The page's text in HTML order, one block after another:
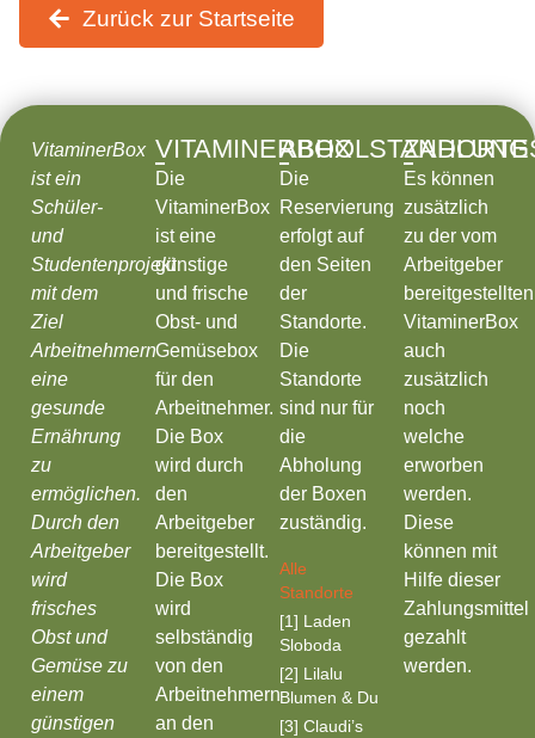
Zurück zur Startseite
VitaminerBox
ist ein
Schüler-
und
Studentenprojekt
mit dem
Ziel
Arbeitnehmern
eine
gesunde
Ernährung
zu
ermöglichen.
Durch den
Arbeitgeber
wird
frisches
Obst und
Gemüse zu
einem
günstigen
VITAMINERBOX
Die
VitaminerBox
ist eine
günstige
und frische
Obst- und
Gemüsebox
für den
Arbeitnehmer.
Die Box
wird durch
den
Arbeitgeber
bereitgestellt.
Die Box
wird
selbständig
von den
Arbeitnehmern
an den
ABHOLSTANDORTE
Die
Reservierung
erfolgt auf
den Seiten
der
Standorte.
Die
Standorte
sind nur für
die
Abholung
der Boxen
zuständig.
Alle
Standorte
[1] Laden
Sloboda
[2] Lilalu
Blumen & Du
[3] Claudi’s
Es können
zusätzlich
zu der vom
Arbeitgeber
bereitgestellten
VitaminerBox
auch
zusätzlich
noch
welche
erworben
werden.
Diese
können mit
Hilfe dieser
Zahlungsmittel
gezahlt
werden.